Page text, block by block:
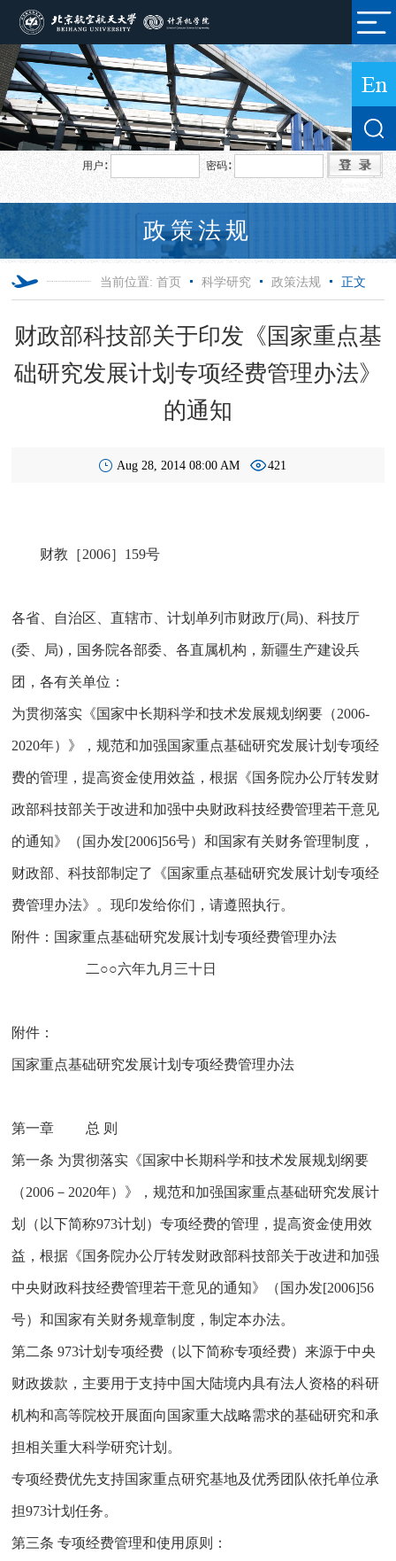
用户∶ 密码∶
政策法规
当前位置:首页 科学研究 政策法规 正文
财政部科技部关于印发《国家重点基
础研究发展计划专项经费管理办法》
的通知
Aug 28, 2014 08:00 AM 421
财教［2006］159号
各省、自治区、直辖市、计划单列市财政厅(局)、科技厅
(委、局)，国务院各部委、各直属机构，新疆生产建设兵
团，各有关单位：
为贯彻落实《国家中长期科学和技术发展规划纲要（2006-
2020年）》，规范和加强国家重点基础研究发展计划专项经
费的管理，提高资金使用效益，根据《国务院办公厅转发财
政部科技部关于改进和加强中央财政科技经费管理若干意见
的通知》（国办发[2006]56号）和国家有关财务管理制度，
财政部、科技部制定了《国家重点基础研究发展计划专项经
费管理办法》。现印发给你们，请遵照执行。
附件：国家重点基础研究发展计划专项经费管理办法
二○○六年九月三十日
附件：
国家重点基础研究发展计划专项经费管理办法
第一章 总 则
第一条 为贯彻落实《国家中长期科学和技术发展规划纲要
（2006－2020年）》，规范和加强国家重点基础研究发展计
划（以下简称973计划）专项经费的管理，提高资金使用效
益，根据《国务院办公厅转发财政部科技部关于改进和加强
中央财政科技经费管理若干意见的通知》（国办发[2006]56
号）和国家有关财务规章制度，制定本办法。
第二条 973计划专项经费（以下简称专项经费）来源于中央
财政拨款，主要用于支持中国大陆境内具有法人资格的科研
机构和高等院校开展面向国家重大战略需求的基础研究和承
担相关重大科学研究计划。
专项经费优先支持国家重点研究基地及优秀团队依托单位承
担973计划任务。
第三条 专项经费管理和使用原则：